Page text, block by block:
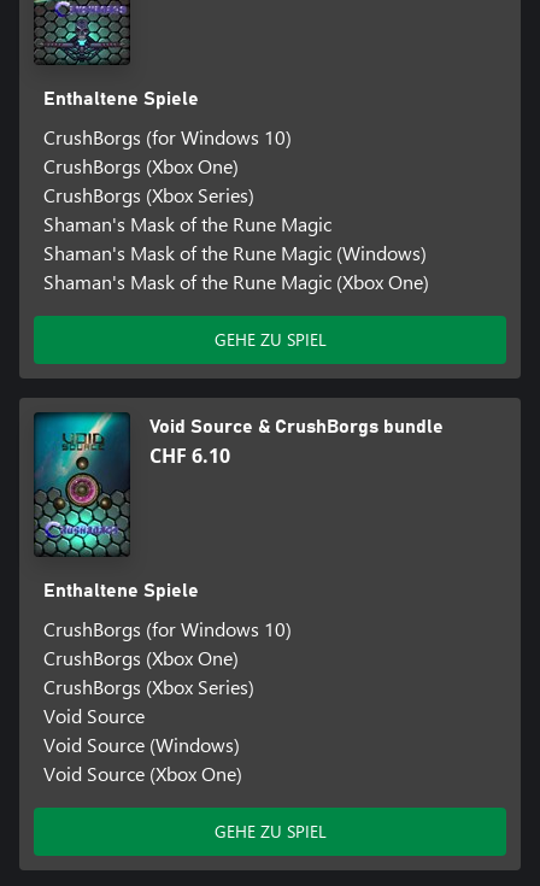
Enthaltene Spiele
CrushBorgs (for Windows 10)
CrushBorgs (Xbox One)
CrushBorgs (Xbox Series)
Shaman's Mask of the Rune Magic
Shaman's Mask of the Rune Magic (Windows)
Shaman's Mask of the Rune Magic (Xbox One)
GEHE ZU SPIEL
Void Source & CrushBorgs bundle
CHF 6.10
Enthaltene Spiele
CrushBorgs (for Windows 10)
CrushBorgs (Xbox One)
CrushBorgs (Xbox Series)
Void Source
Void Source (Windows)
Void Source (Xbox One)
GEHE ZU SPIEL